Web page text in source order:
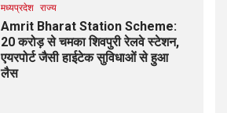
मध्यप्रदेश राज्य
Amrit Bharat Station Scheme:
20 करोड़ से चमका शिवपुरी रेलवे स्टेशन,
एयरपोर्ट जैसी हाईटेक सुविधाओं से हुआ
लैस